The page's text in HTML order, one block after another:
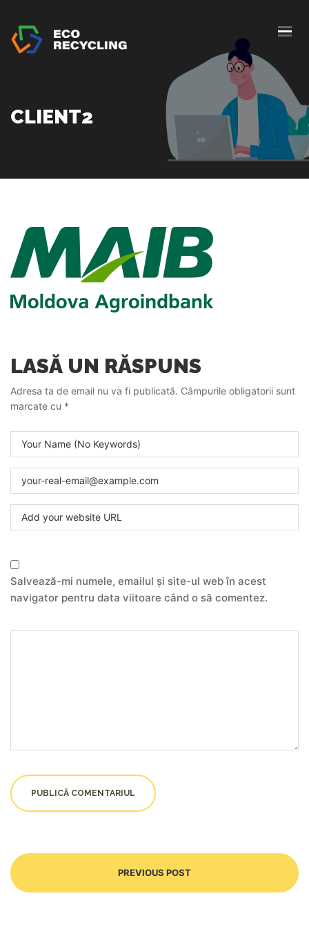
DESPRE NOI
AUTORIZAȚII
BLOG
SOLICITĂ OFERTĂ
CLIENT2
LASĂ UN RĂSPUNS
Adresa ta de email nu va fi publicată. Câmpurile obligatorii sunt
marcate cu *
Salvează-mi numele, emailul și site-ul web în acest
navigator pentru data viitoare când o să comentez.
PREVIOUS POST